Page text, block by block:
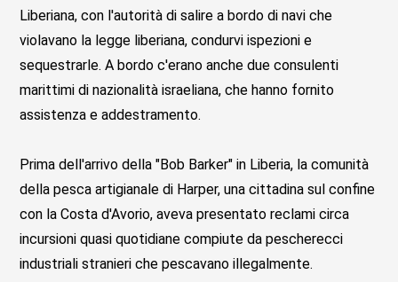
Liberiana, con l'autorità di salire a bordo di navi che
violavano la legge liberiana, condurvi ispezioni e
sequestrarle. A bordo c'erano anche due consulenti
marittimi di nazionalità israeliana, che hanno fornito
assistenza e addestramento.
Prima dell'arrivo della "Bob Barker" in Liberia, la comunità
della pesca artigianale di Harper, una cittadina sul confine
con la Costa d'Avorio, aveva presentato reclami circa
incursioni quasi quotidiane compiute da pescherecci
industriali stranieri che pescavano illegalmente.